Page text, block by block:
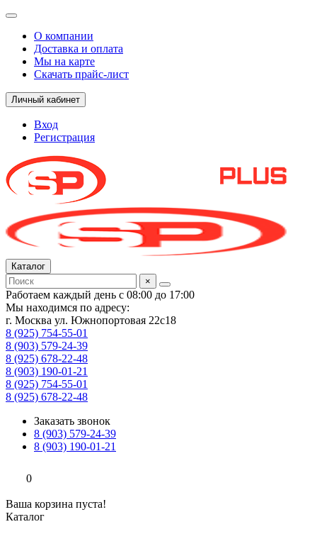
О компании
Доставка и оплата
Мы на карте
Скачать прайс-лист
Личный кабинет
Вход
Регистрация
Каталог
×
Работаем каждый день с 08:00 до 17:00
Мы находимся по адресу:
г. Москва ул. Южнопортовая 22с18
8 (925) 754-55-01
8 (903) 579-24-39
8 (925) 678-22-48
8 (903) 190-01-21
8 (925) 754-55-01
8 (925) 678-22-48
Заказать звонок
8 (903) 579-24-39
8 (903) 190-01-21
0
Ваша корзина пуста!
Каталог